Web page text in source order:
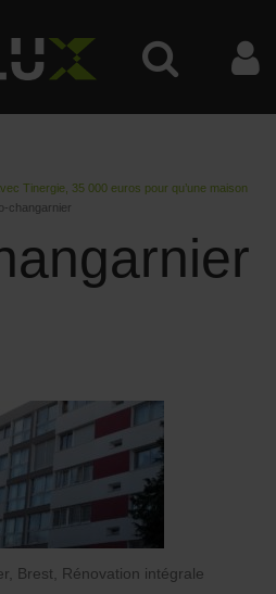
Tinergie, 35 000 euros pour qu’une maison
changarnier
Brest, Rénovation intégrale